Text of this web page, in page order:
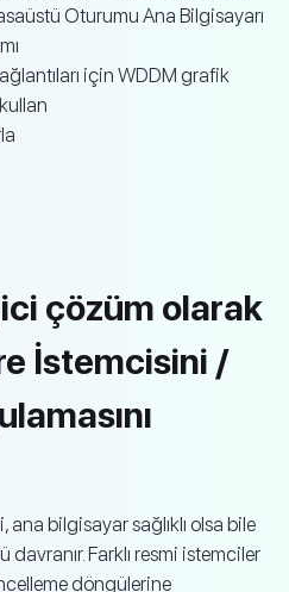
Oturumu Ana Bilgisayarı
için WDDM grafik
çözüm olarak
İstemcisini /
ana bilgisayar sağlıklı olsa bile
Farklı resmi istemciler
döngülerine